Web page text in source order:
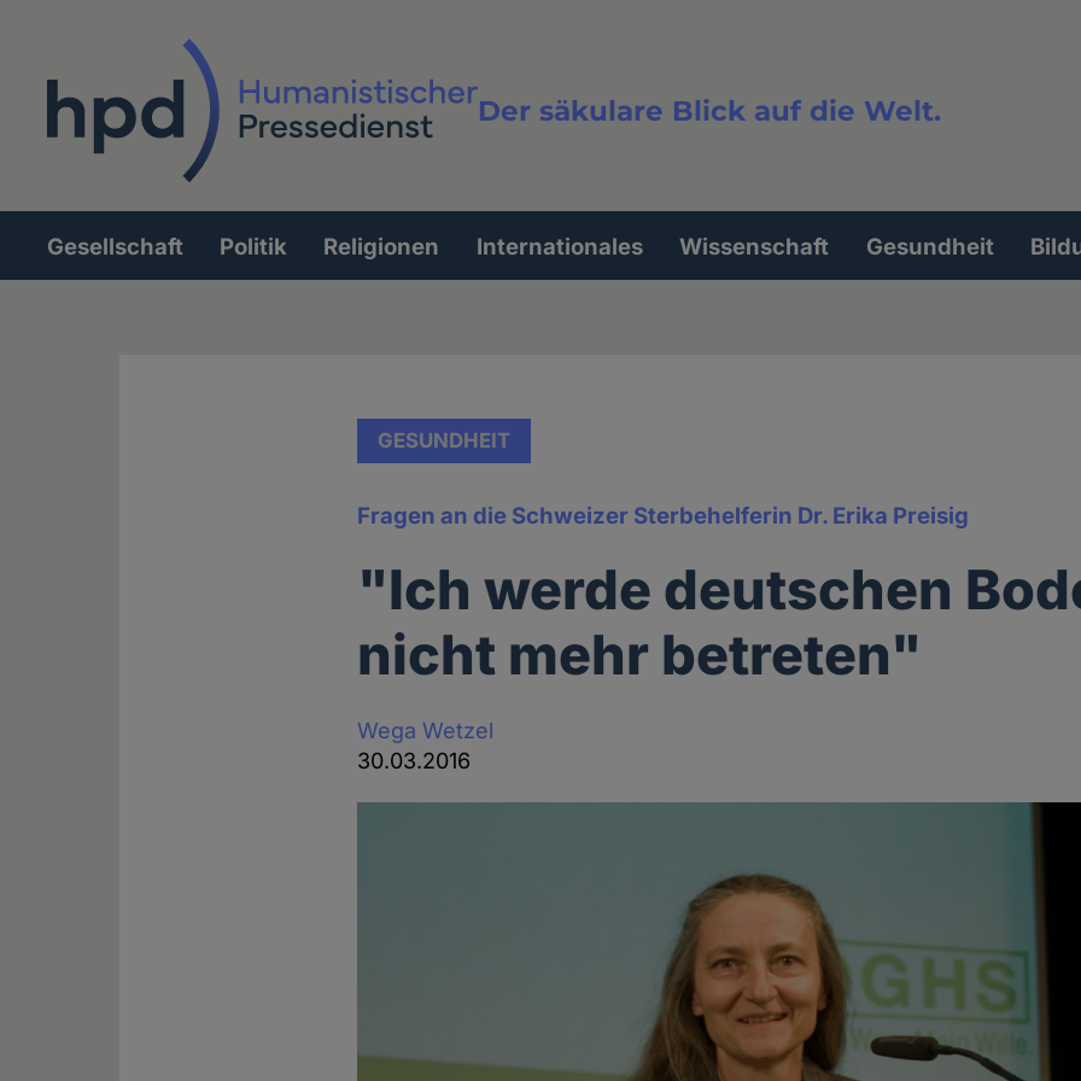
Der säkulare Blick auf die Welt.
Volltextsuche
Hauptnavigation
Gesellschaft Politik Religionen Internationales Wissenschaft Gesundheit
GESUNDHEIT
Fragen an die Schweizer Sterbehelferin Dr. Erika Preisig
"Ich werde deutschen
nicht mehr betreten"
Wega Wetzel
30.03.2016